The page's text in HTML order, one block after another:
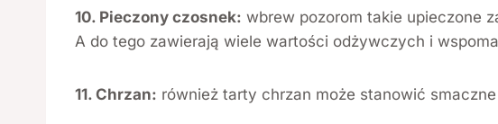
10. Pieczony czosnek: wbrew pozorom takie upieczone
A do tego zawierają wiele wartości odżywczych i
11. Chrzan: również tarty chrzan może stanowić